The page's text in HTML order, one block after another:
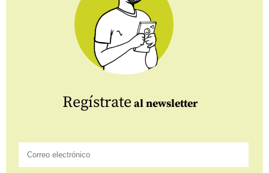
Regístrate al newsletter